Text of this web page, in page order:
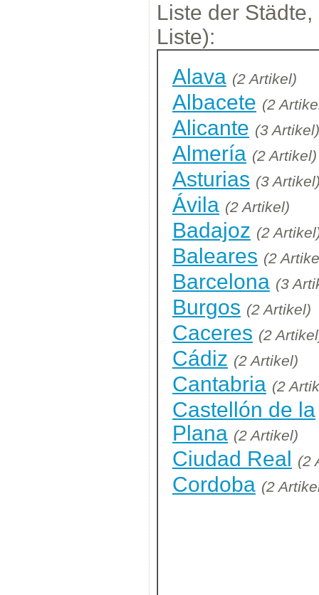
Liste der
Liste):
Alava (2 Artikel)
Albacete (2
Alicante (3 Artikel)
Almería (2 Artikel)
Asturias (3
Ávila (2 Artikel)
Badajoz (2
Baleares (2
Barcelona (3
Burgos (2 Artikel)
Caceres (2
Cádiz (2 Artikel)
Cantabria (2
Castellón de la
Plana (2 Artikel)
Ciudad Real (2
Cordoba (2